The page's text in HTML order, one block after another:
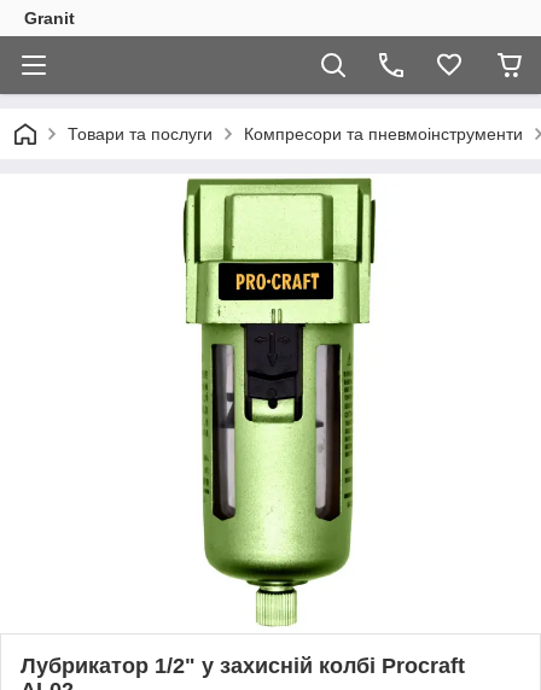
Granit
Товари та послуги Компресори та пневмоінструменти
Лубрикатор 1/2" у захисній колбі Procraft